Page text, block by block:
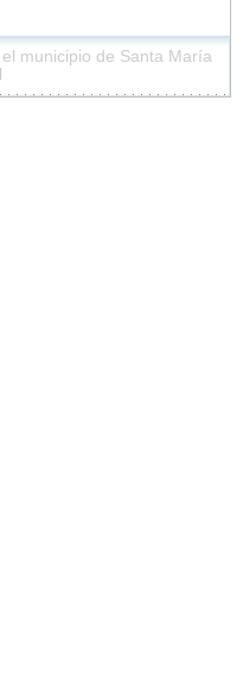
municipio de Santa María